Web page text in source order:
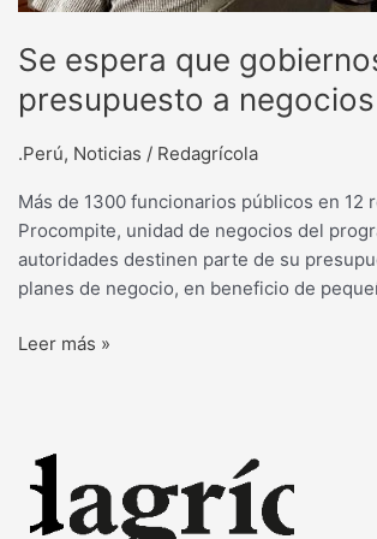
Se espera que
presupuesto a
.Perú, Noticias / Redagrícola
Más de 1300 funcionarios públicos en
Procompite, unidad de negocios del
autoridades destinen parte de su
planes de negocio, en beneficio de
Leer más »